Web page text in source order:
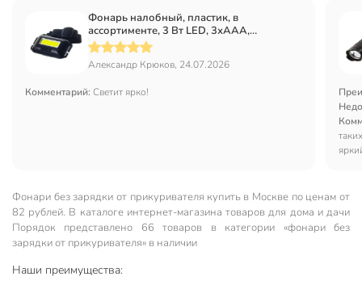
Фонарь налобный, пластик, в
ассортименте, 3 Вт LED, 3хAAA,
SPE17194-7
Александр Крюков, 24.07.2026
Комментарий: Светит ярко!
Фонари без зарядки от прикуривателя купить в Москве по ценам от
82 рублей. В каталоге интернет-магазина товаров для дома и дачи
Порядок представлено 66 товаров в категории «фонари без
зарядки от прикуривателя» в наличии
Наши преимущества: